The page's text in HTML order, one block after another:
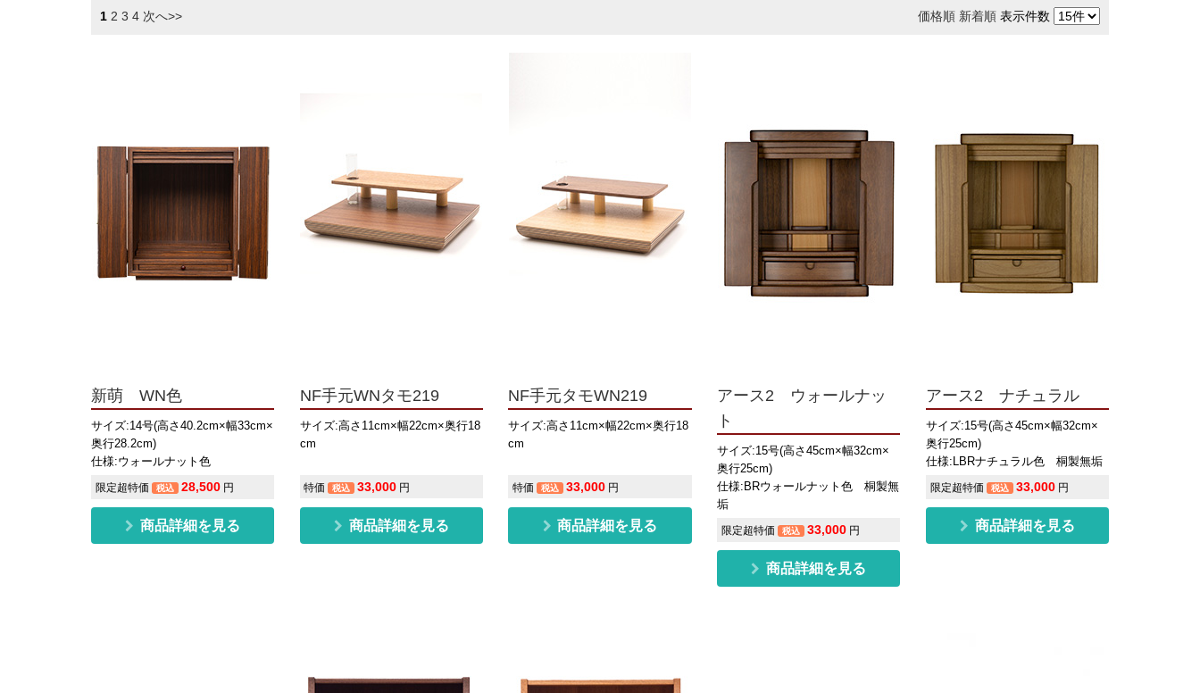
1 2 3 4 次へ>> 価格順 新着順 表示件数
新萌 WN色
サイズ:14号(高さ40.2cm×幅33cm×
奥行28.2cm)
仕様:ウォールナット色
限定超特価 税込 28,500円
商品詳細を見る
NF手元WNタモ219
サイズ:高さ11cm×幅22cm×奥行18
cm
特価 税込 33,000 円
商品詳細を見る
NF手元タモWN219
サイズ:高さ11cm×幅22cm×奥行18
cm
特価 税込 33,000 円
商品詳細を見る
アース2 ウォールナッ
ト
サイズ:15号(高さ45cm×幅32cm×
奥行25cm)
仕様:BRウォールナット色 桐製無
垢
限定超特価 税込 33,000円
商品詳細を見る
アース2 ナチュラル
サイズ:15号(高さ45cm×幅32cm×
奥行25cm)
仕様:LBRナチュラル色 桐製無垢
限定超特価 税込 33,000円
商品詳細を見る